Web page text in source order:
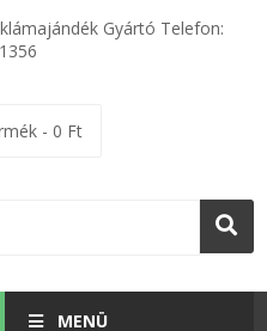
Gyártó Telefon:
- 0 Ft
MENÜ